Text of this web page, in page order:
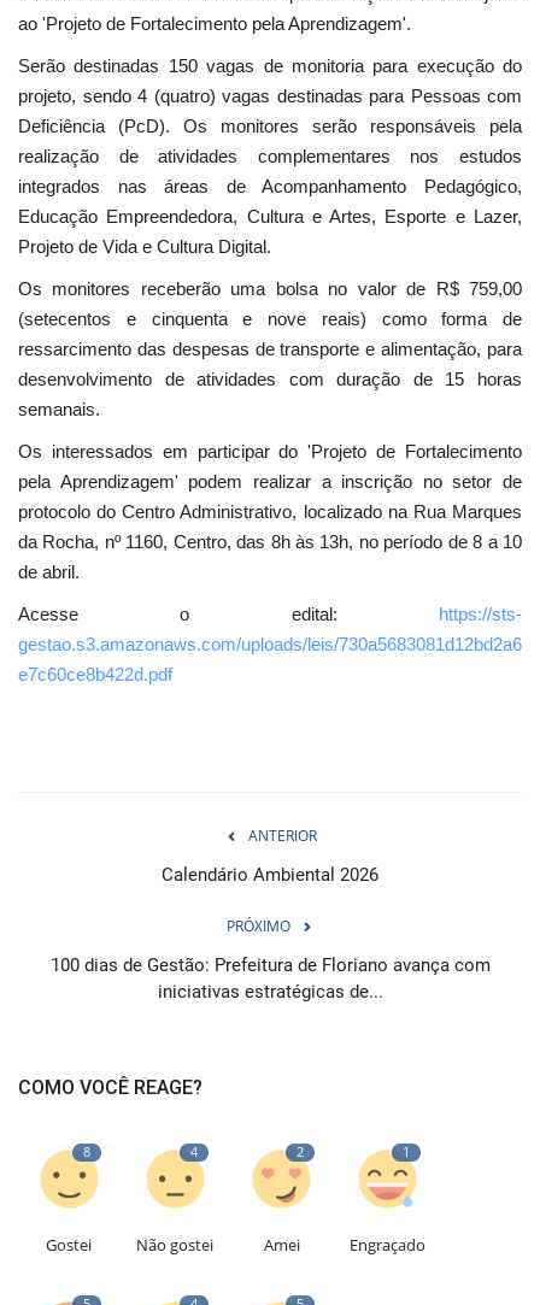
ao 'Projeto de Fortalecimento pela Aprendizagem'.
Serão destinadas 150 vagas de monitoria para execução do
projeto, sendo 4 (quatro) vagas destinadas para Pessoas com
Deficiência (PcD). Os monitores serão responsáveis pela
realização de atividades complementares nos estudos
integrados nas áreas de Acompanhamento Pedagógico,
Educação Empreendedora, Cultura e Artes, Esporte e Lazer,
Projeto de Vida e Cultura Digital.
Os monitores receberão uma bolsa no valor de R$ 759,00
(setecentos e cinquenta e nove reais) como forma de
ressarcimento das despesas de transporte e alimentação, para
desenvolvimento de atividades com duração de 15 horas
semanais.
Os interessados em participar do 'Projeto de Fortalecimento
pela Aprendizagem' podem realizar a inscrição no setor de
protocolo do Centro Administrativo, localizado na Rua Marques
da Rocha, nº 1160, Centro, das 8h às 13h, no período de 8 a 10
de abril.
Acesse o edital: https://sts-
gestao.s3.amazonaws.com/uploads/leis/730a5683081d12bd2a6
e7c60ce8b422d.pdf
ANTERIOR
Calendário Ambiental 2026
PRÓXIMO
100 dias de Gestão: Prefeitura de Floriano avança com
iniciativas estratégicas de...
COMO VOCÊ REAGE?
8
Gostei
4
Não gostei
2
Amei
1
Engraçado